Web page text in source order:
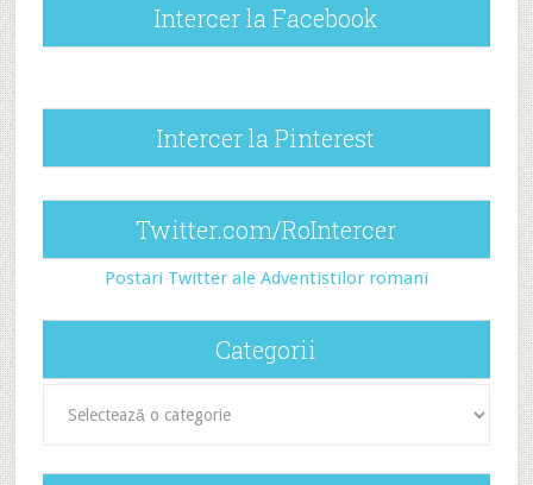
Intercer la Facebook
Intercer la Pinterest
Twitter.com/RoIntercer
Postari Twitter ale Adventistilor romani
Categorii